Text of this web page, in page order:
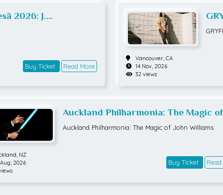
2026: J.
Buy Ticket Read More
Vancouver, CA
14 Nov, 2026
32 views
Auckland Philharmonia: The Magic of
John Williams
Auckland Philharmonia: The Magic of John Williams
NZ
2026
Buy Ticket